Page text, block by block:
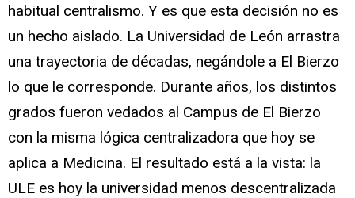
habitual centralismo. Y es que esta decisión no es
un hecho aislado. La Universidad de León arrastra
una trayectoria de décadas, negándole a El Bierzo
lo que le corresponde. Durante años, los distintos
grados fueron vedados al Campus de El Bierzo
con la misma lógica centralizadora que hoy se
aplica a Medicina. El resultado está a la vista: la
ULE es hoy la universidad menos descentralizada